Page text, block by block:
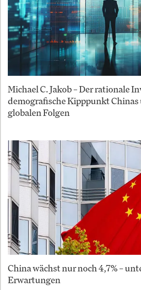
Michael C. Jakob – Der rationale
demografische Kipppunkt Chinas
globalen Folgen
China wächst nur noch 4,7% –
Erwartungen